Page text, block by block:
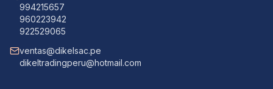
994215657
960223942
922529065
ventas@dikelsac.pe
dikeltradingperu@hotmail.com